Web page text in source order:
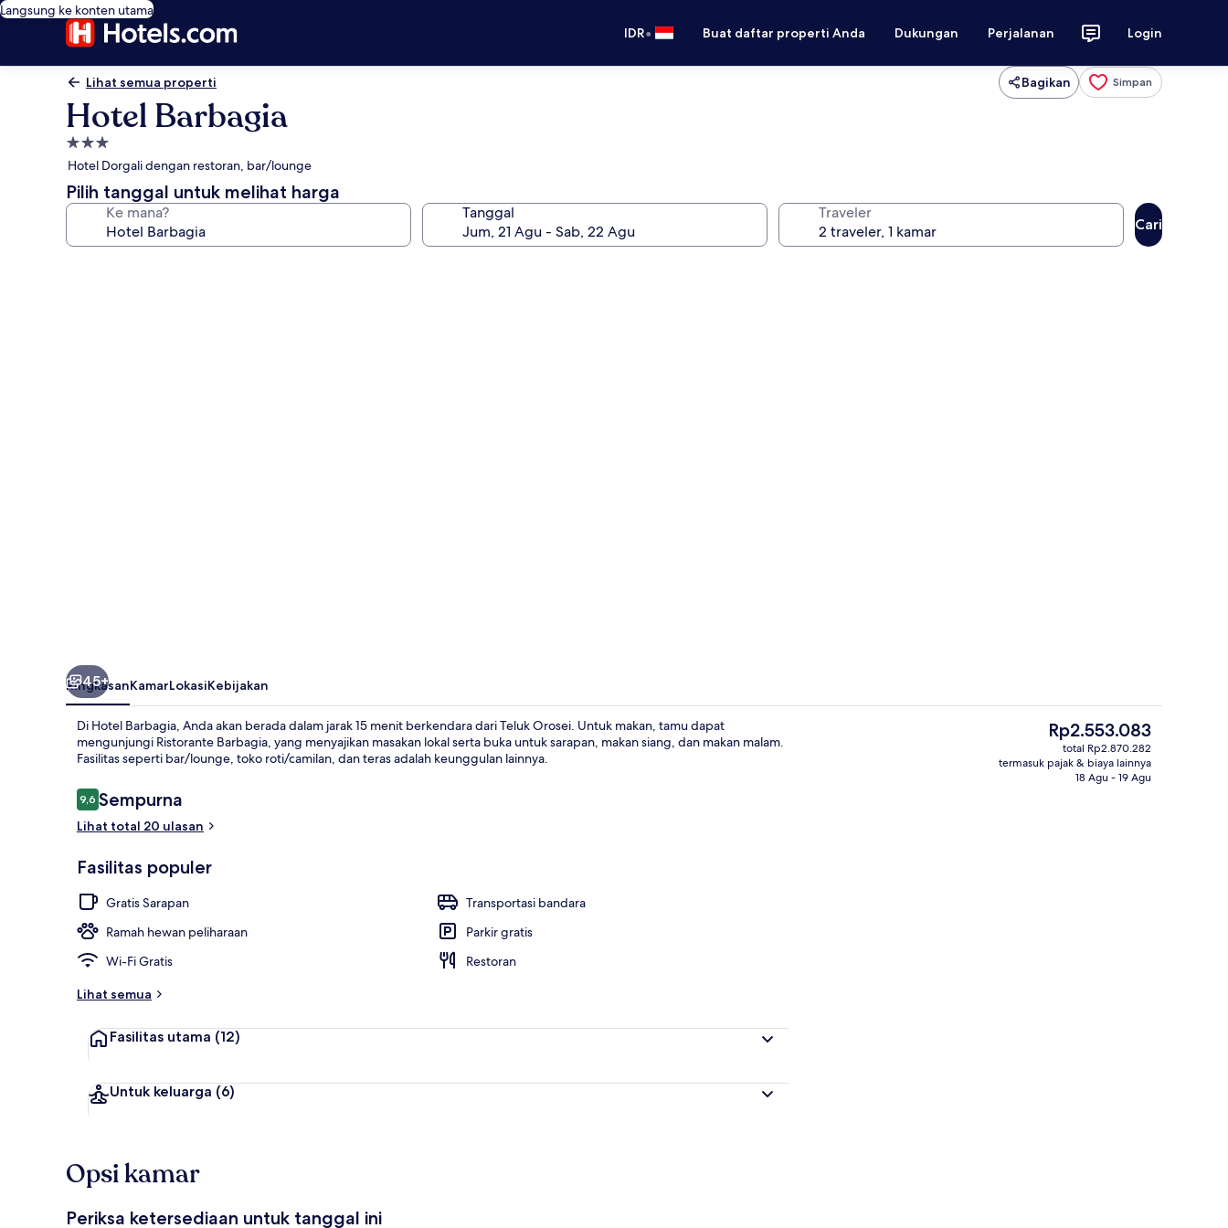
Langsung ke konten utama
IDR• Buat daftar properti Anda Dukungan Perjalanan Login
Lihat semua properti Bagikan Simpan
Hotel Barbagia
Properti
bintang
3.0
Hotel Dorgali dengan restoran, bar/lounge
Pilih tanggal untuk melihat harga
Ke mana? Tanggal Traveler
Cari
Melayani sarapan, makan siang, dan
45+
RingkasanKamarLokasiKebijakan
Di Hotel Barbagia, Anda akan berada dalam jarak 15 menit berkendara dari Teluk Orosei. Untuk makan, tamu dapat
mengunjungi Ristorante Barbagia, yang menyajikan masakan lokal serta buka untuk sarapan, makan siang, dan makan malam.
Fasilitas seperti bar/lounge, toko roti/camilan, dan teras adalah keunggulan lainnya.
Ulasan
9,69,6 dari 10
Sempurna
Lihat total 20 ulasan
Fasilitas populer
Gratis Sarapan
Transportasi bandara
Ramah hewan peliharaan
Parkir gratis
Wi-Fi Gratis
Restoran
Lihat semua
Fasilitas utama (12)
Untuk keluarga (6)
Harga
saat
ini
Rp2.553.083
Rp2.553.083
total Rp2.870.282
termasuk pajak & biaya lainnya
18 Agu - 19 Agu
Opsi kamar
Periksa ketersediaan untuk tanggal ini